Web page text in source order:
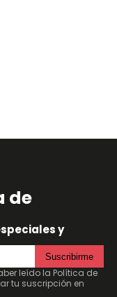
de
y
Suscribirme
leído la Política de
tu suscripción en